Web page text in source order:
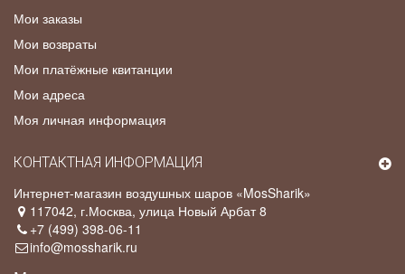
Мои заказы
Мои возвраты
Мои платёжные квитанции
Мои адреса
Моя личная информация
КОНТАКТНАЯ ИНФОРМАЦИЯ
Интернет-магазин воздушных шаров «MosSharik»
117042, г.Москва, улица Новый Арбат 8
+7 (499) 398-06-11
info@mossharik.ru